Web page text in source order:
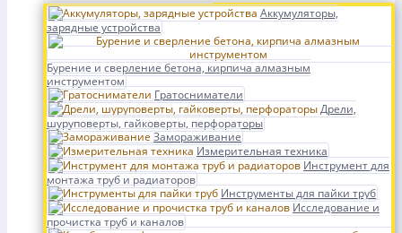
Аккумуляторы,
зарядные устройства
Бурение и сверление бетона, кирпича алмазным
инструментом
Гратосниматели
Дрели,
шуруповерты, гайковерты, перфораторы
Замораживание
Измерительная техника
Инструмент для
монтажа труб и радиаторов
Инструменты для пайки труб
Исследование и
прочистка труб и каналов